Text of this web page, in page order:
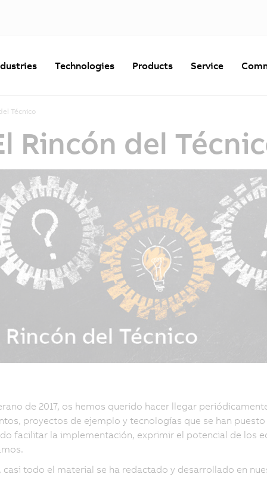
Technologies Products Service
Técnico
Rincón del
de 2017, os hemos querido hacer llegar
proyectos de ejemplo y tecnologías que se han
facilitar la implementación, exprimir el potencial de los
casi todo el material se ha redactado y desarrollado en